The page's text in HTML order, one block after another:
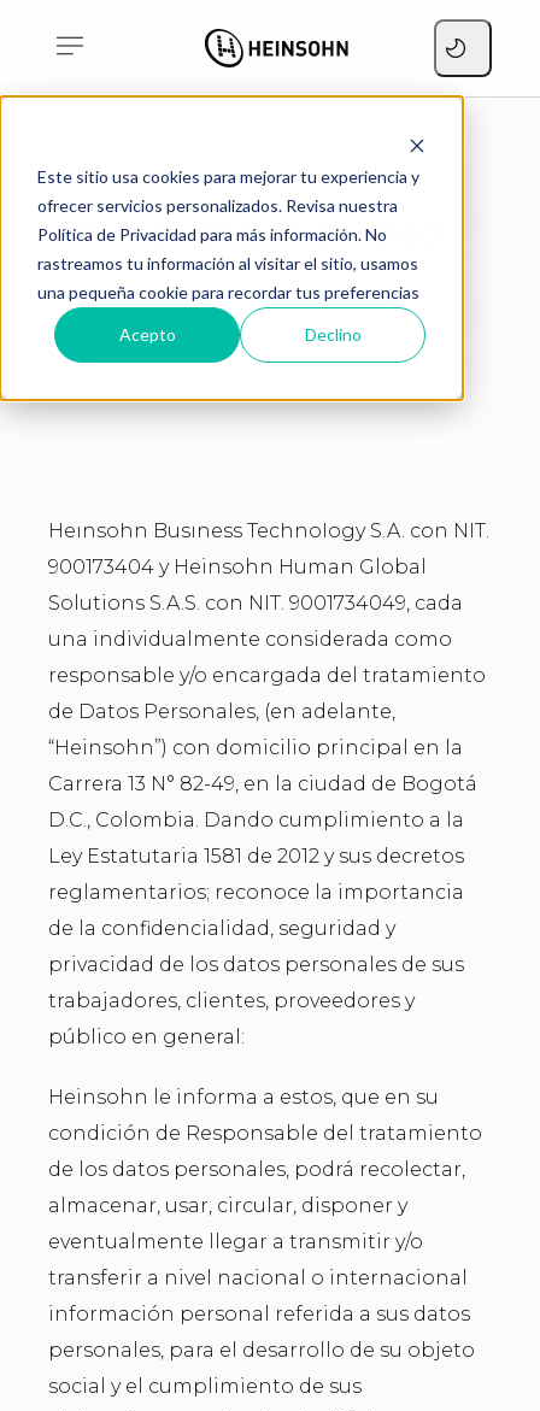
Este sitio usa cookies para mejorar tu experiencia y
ofrecer servicios personalizados. Revisa nuestra
Política de Privacidad para más información. No
rastreamos tu información al visitar el sitio, usamos
una pequeña cookie para recordar tus preferencias
Acepto Declino
Home Legals Aviso de privacidad
Aviso de privacidad
3m de lectura
Heinsohn Business Technology S.A. con NIT.
900173404 y Heinsohn Human Global
Solutions S.A.S. con NIT. 9001734049, cada
una individualmente considerada como
responsable y/o encargada del tratamiento
de Datos Personales, (en adelante,
“Heinsohn”) con domicilio principal en la
Carrera 13 N° 82-49, en la ciudad de Bogotá
D.C., Colombia. Dando cumplimiento a la
Ley Estatutaria 1581 de 2012 y sus decretos
reglamentarios; reconoce la importancia
de la confidencialidad, seguridad y
privacidad de los datos personales de sus
trabajadores, clientes, proveedores y
público en general:
Heinsohn le informa a estos, que en su
condición de Responsable del tratamiento
de los datos personales, podrá recolectar,
almacenar, usar, circular, disponer y
eventualmente llegar a transmitir y/o
transferir a nivel nacional o internacional
información personal referida a sus datos
personales, para el desarrollo de su objeto
social y el cumplimiento de sus